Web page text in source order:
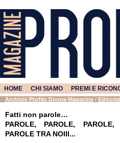
HOME CHI SIAMO PREMI E
Archivio Profilo Donna Magazine /
Fatti non parole…
PAROLE, PAROLE,
PAROLE TRA NOIII...